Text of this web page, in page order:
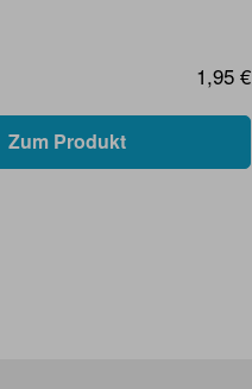
1,95 €
Zum Produkt